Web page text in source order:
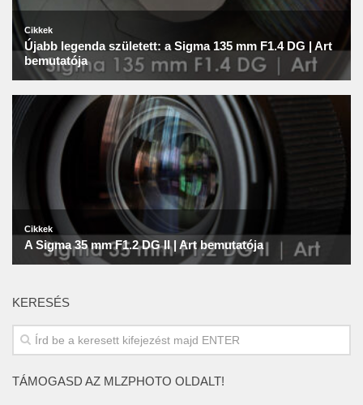
KERESÉS
TÁMOGASD AZ MLZPHOTO OLDALT!